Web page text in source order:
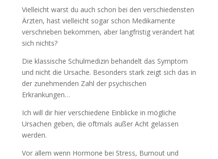
Vielleicht warst du auch schon bei den verschiedensten
Ärzten, hast vielleicht sogar schon Medikamente
verschrieben bekommen, aber langfristig verändert hat
sich nichts?
Die klassische Schulmedizin behandelt das Symptom
und nicht die Ursache. Besonders stark zeigt sich das in
der zunehmenden Zahl der psychischen
Erkrankungen…
Ich will dir hier verschiedene Einblicke in mögliche
Ursachen geben, die oftmals außer Acht gelassen
werden.
Vor allem wenn Hormone bei Stress, Burnout und